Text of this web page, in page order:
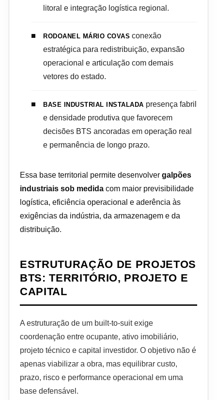
litoral e integração logística regional.
RODOANEL MÁRIO COVAS conexão
estratégica para redistribuição, expansão
operacional e articulação com demais
vetores do estado.
BASE INDUSTRIAL INSTALADA presença fabril
e densidade produtiva que favorecem
decisões BTS ancoradas em operação real
e permanência de longo prazo.
Essa base territorial permite desenvolver galpões
industriais sob medida com maior previsibilidade
logística, eficiência operacional e aderência às
exigências da indústria, da armazenagem e da
distribuição.
ESTRUTURAÇÃO DE PROJETOS
BTS: TERRITÓRIO, PROJETO E
CAPITAL
A estruturação de um built-to-suit exige
coordenação entre ocupante, ativo imobiliário,
projeto técnico e capital investidor. O objetivo não é
apenas viabilizar a obra, mas equilibrar custo,
prazo, risco e performance operacional em uma
base defensável.